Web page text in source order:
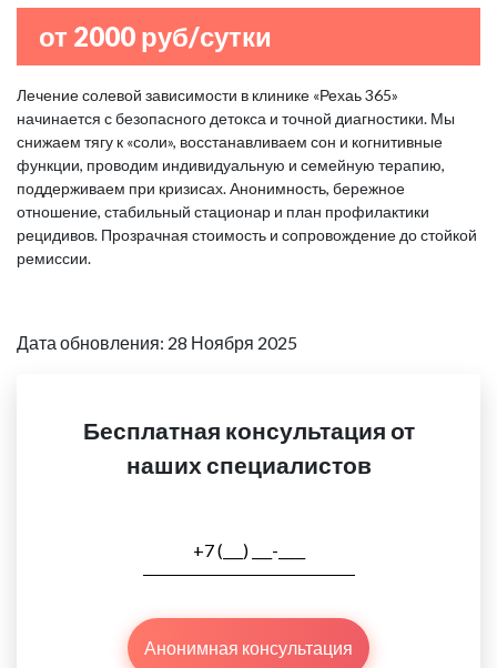
от 2000 руб/сутки
Лечение солевой зависимости в клинике «Рехаь 365»
начинается с безопасного детокса и точной диагностики. Мы
снижаем тягу к «соли», восстанавливаем сон и когнитивные
функции, проводим индивидуальную и семейную терапию,
поддерживаем при кризисах. Анонимность, бережное
отношение, стабильный стационар и план профилактики
рецидивов. Прозрачная стоимость и сопровождение до стойкой
ремиссии.
Дата обновления: 28 Ноября 2025
Бесплатная консультация от
наших специалистов
Анонимная консультация